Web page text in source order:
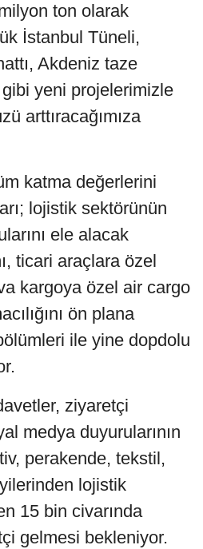
ton olarak
İstanbul Tüneli,
Akdeniz taze
yeni projelerimizle
arttıracağımıza
katma değerlerini
lojistik sektörünün
ele alacak
ticari araçlara özel
kargoya özel air cargo
ön plana
ile yine dopdolu
ziyaretçi
medya duyurularının
perakende, tekstil,
lojistik
15 bin civarında
gelmesi bekleniyor.